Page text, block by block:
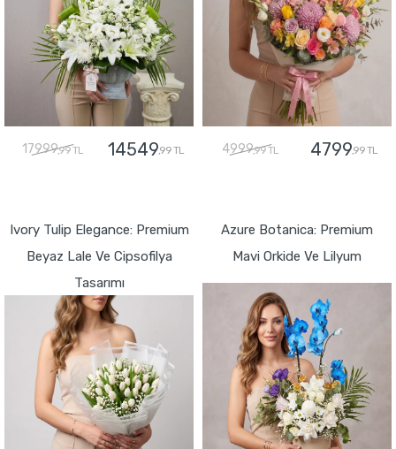
17999,99 TL 14549,99 TL 4999,99 TL 4799,99 TL
Ivory Tulip Elegance: Premium
Beyaz Lale Ve Cipsofilya
Tasarımı
Azure Botanica: Premium
Mavi Orkide Ve Lilyum